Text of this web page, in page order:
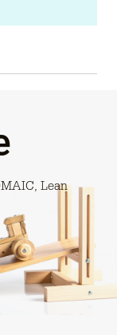
Lean